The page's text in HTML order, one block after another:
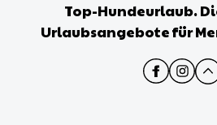
Top-Hundeurlaub.
Urlaubsangebote für